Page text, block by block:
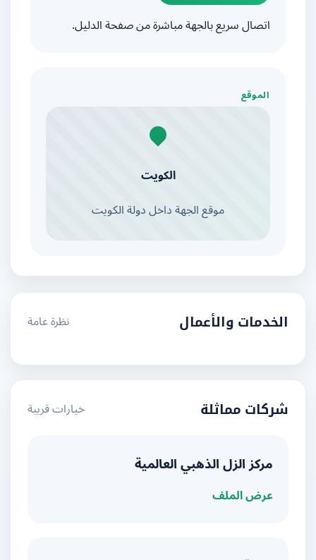
اتصال سريع بالجهة مباشرة من صفحة الدليل.
الموقع
الكويت
موقع الجهة داخل دولة الكويت
الخدمات والأعمال نظرة عامة
شركات مماثلة خيارات قريبة
مركز الزل الذهبي العالمية
عرض الملف